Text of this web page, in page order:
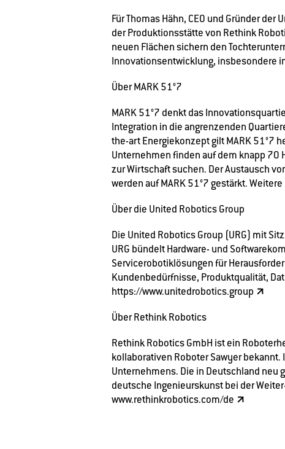
Für Thomas Hähn, CEO und Gründer
der Produktionsstätte von Rethink
neuen Flächen sichern den
Innovationsentwicklung, insbesondere
Über MARK 51°7
MARK 51°7 denkt das
Integration in die angrenzenden
the-art Energiekonzept gilt MARK 51°7
Unternehmen finden auf dem knapp 70
zur Wirtschaft suchen. Der Austausch
werden auf MARK 51°7 gestärkt.
Über die United Robotics Group
Die United Robotics Group (URG) mit
URG bündelt Hardware- und
Servicerobotiklösungen für
Kundenbedürfnisse, Produktqualität,
https://www.unitedrobotics.group
Über Rethink Robotics
Rethink Robotics GmbH ist ein
kollaborativen Roboter Sawyer bekannt.
Unternehmens. Die in Deutschland neu
deutsche Ingenieurskunst bei der
www.rethinkrobotics.com/de